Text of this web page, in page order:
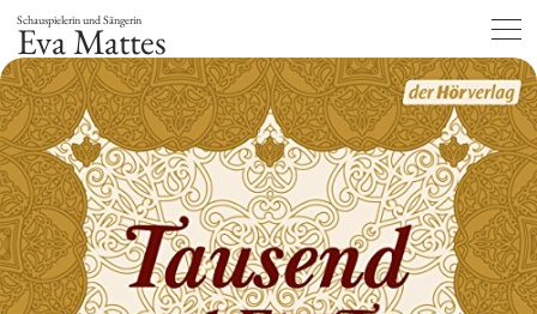
Schauspielerin und Sängerin
Eva Mattes